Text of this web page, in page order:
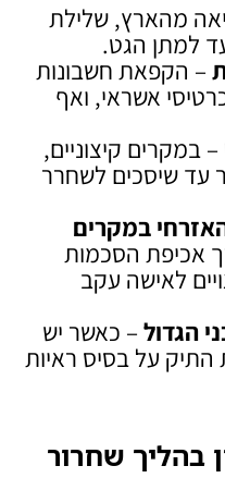
מהארץ, שלילת
עד למתן הגט.
– הקפאת חשבונות
אשראי, ואף
– במקרים קיצוניים,
עד שיסכים לשחרר
במקרים
אכיפת הסכמות
לאישה עקב
הגדול – כאשר יש
על בסיס ראיות
בהליך שחרור